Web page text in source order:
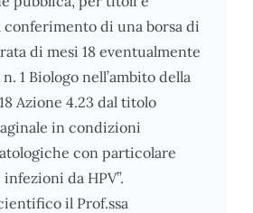
di una borsa di
di mesi 18 eventualmente
1 Biologo nell’ambito della
Azione 4.23 dal titolo
in condizioni
con particolare
da HPV”.
il Prof.ssa